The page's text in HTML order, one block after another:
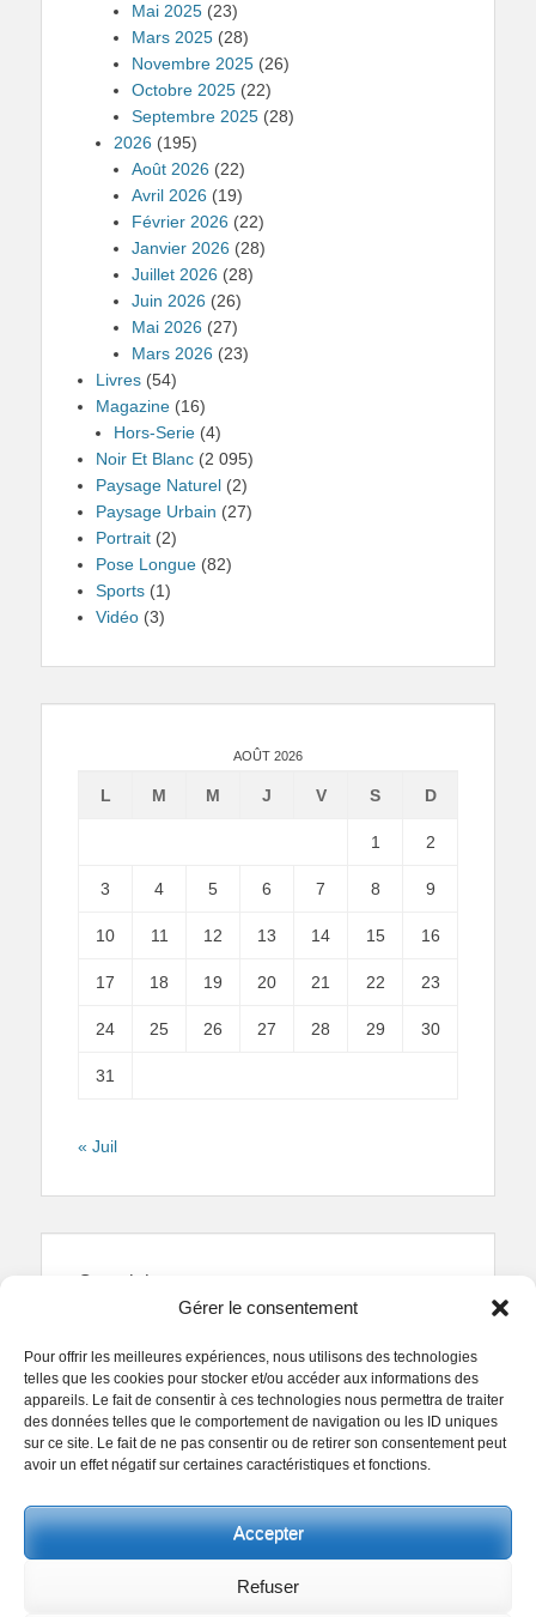
Gérer le consentement
Pour offrir les meilleures expériences, nous utilisons des technologies
telles que les cookies pour stocker et/ou accéder aux informations des
appareils. Le fait de consentir à ces technologies nous permettra de traiter
des données telles que le comportement de navigation ou les ID uniques
sur ce site. Le fait de ne pas consentir ou de retirer son consentement peut
avoir un effet négatif sur certaines caractéristiques et fonctions.
Accepter
Refuser
Mai 2025 (23)
Mars 2025 (28)
Novembre 2025 (26)
Octobre 2025 (22)
Septembre 2025 (28)
2026 (195)
Août 2026 (22)
Avril 2026 (19)
Février 2026 (22)
Janvier 2026 (28)
Juillet 2026 (28)
Juin 2026 (26)
Mai 2026 (27)
Mars 2026 (23)
Livres (54)
Magazine (16)
Hors-Serie (4)
Noir Et Blanc (2 095)
Paysage Naturel (2)
Paysage Urbain (27)
Portrait (2)
Pose Longue (82)
Sports (1)
Vidéo (3)
AOÛT 2026
L M M J V S D
1 2
3 4 5 6 7 8 9
10 11 12 13 14 15 16
17 18 19 20 21 22 23
24 25 26 27 28 29 30
31
« Juil
Reproduction interdite.Textes et photographies
© Regards Parisiens 2011-2026.
Copyright © 2026Collectif Regards Parisiens. All
Rights Reserved.Politique de confidentialité
Clean Box byCatch Themes